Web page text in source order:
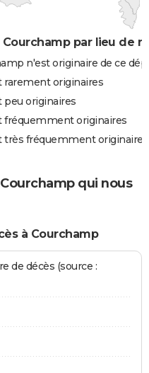
par lieu de
n'est originaire de ce
rarement originaires
originaires
fréquemment originaires
fréquemment originaires
qui nous
à Courchamp
de décès (source :